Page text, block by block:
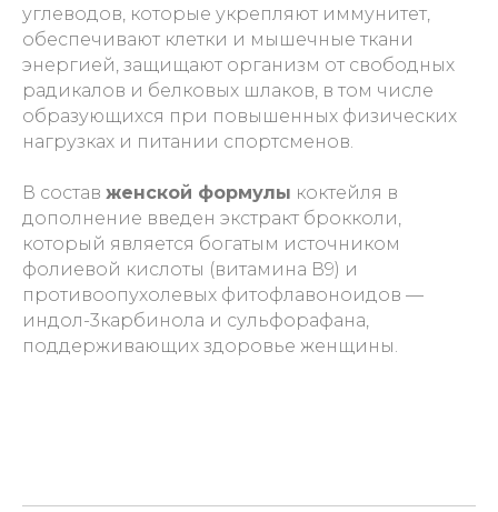
углеводов, которые укрепляют иммунитет,
обеспечивают клетки и мышечные ткани
энергией, защищают организм от свободных
радикалов и белковых шлаков, в том числе
образующихся при повышенных физических
нагрузках и питании спортсменов.
В состав женской формулы коктейля в
дополнение введен экстракт брокколи,
который является богатым источником
фолиевой кислоты (витамина В9) и
противоопухолевых фитофлавоноидов —
индол-3карбинола и сульфорафана,
поддерживающих здоровье женщины.